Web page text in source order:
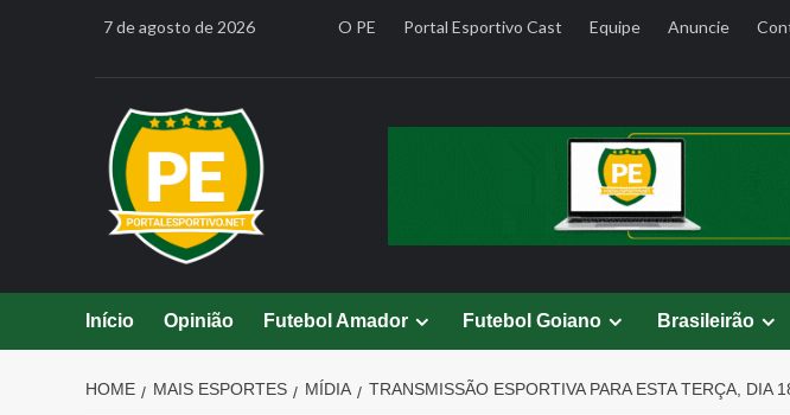
7 de agosto de 2026 O PE Portal Esportivo Cast Equipe Anuncie
Início Opinião Futebol Amador Futebol Goiano Brasileirão
HOME MAIS ESPORTES MÍDIA TRANSMISSÃO ESPORTIVA PARA ESTA TERÇA, DIA